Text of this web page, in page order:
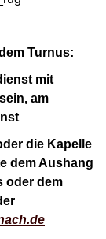
Turnus:
mit
am
die Kapelle
dem Aushang
oder dem